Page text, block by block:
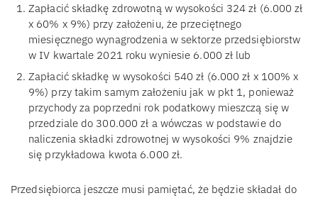
Zapłacić składkę zdrowotną w wysokości 324 zł (6.000 zł
x 60% x 9%) przy założeniu, że przeciętnego
miesięcznego wynagrodzenia w sektorze przedsiębiorstw
w IV kwartale 2021 roku wyniesie 6.000 zł lub
Zapłacić składkę w wysokości 540 zł (6.000 zł x 100% x
9%) przy takim samym założeniu jak w pkt 1, ponieważ
przychody za poprzedni rok podatkowy mieszczą się w
przedziale do 300.000 zł a wówczas w podstawie do
naliczenia składki zdrowotnej w wysokości 9% znajdzie
się przykładowa kwota 6.000 zł.
Przedsiębiorca jeszcze musi pamiętać, że będzie składał do